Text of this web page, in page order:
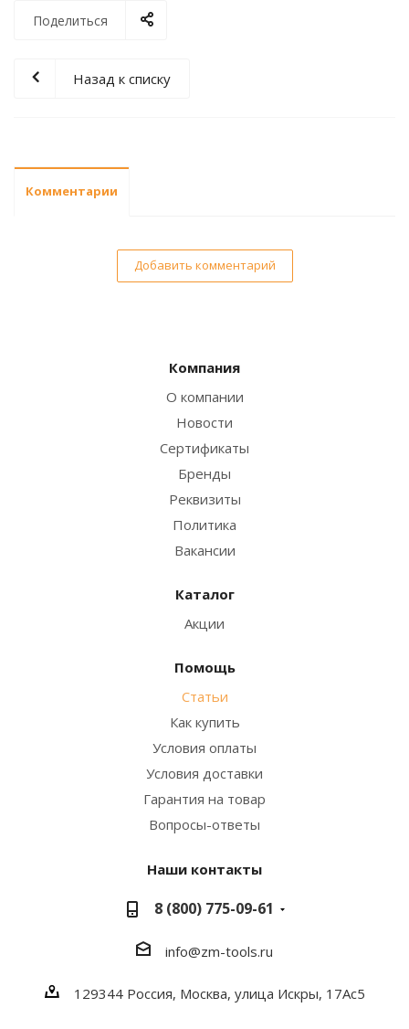
Поделиться
Назад к списку
Комментарии
Добавить комментарий
Компания
О компании
Новости
Сертификаты
Бренды
Реквизиты
Политика
Вакансии
Каталог
Акции
Помощь
Статьи
Как купить
Условия оплаты
Условия доставки
Гарантия на товар
Вопросы-ответы
Наши контакты
8 (800) 775-09-61
info@zm-tools.ru
129344 Россия, Москва, улица Искры, 17Ас5